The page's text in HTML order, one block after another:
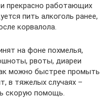
прекрасно работающих
пить алкоголь ранее,
корвалола.
на фоне похмелья,
рвоты, диареи
можно быстрее промыть
в тяжелых случаях –
скорую помощь.